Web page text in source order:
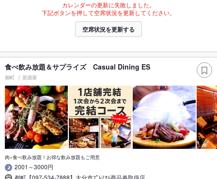
カレンダーの更新に失敗しました。
下記ボタンを押して空席状況を更新してください。
空席状況を更新する
食べ飲み放題＆サプライズ Casual Dining ES
都町 居酒屋
肉×食べ飲み放題！お得な飲み放題もご用意
2001～3000円
都町【097-534-7888】大分市ﾌﾟﾚﾐｱﾑ商品券取扱店